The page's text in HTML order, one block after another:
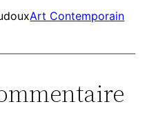
Art Contemporain